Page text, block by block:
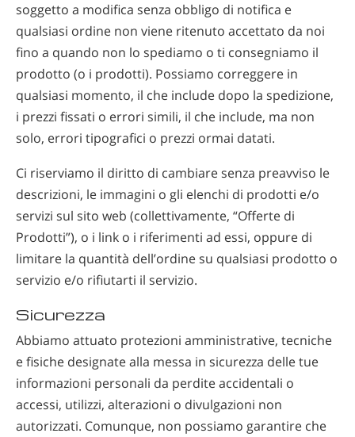
soggetto a modifica senza obbligo di notifica e
qualsiasi ordine non viene ritenuto accettato da noi
fino a quando non lo spediamo o ti consegniamo il
prodotto (o i prodotti). Possiamo correggere in
qualsiasi momento, il che include dopo la spedizione,
i prezzi fissati o errori simili, il che include, ma non
solo, errori tipografici o prezzi ormai datati.
Ci riserviamo il diritto di cambiare senza preavviso le
descrizioni, le immagini o gli elenchi di prodotti e/o
servizi sul sito web (collettivamente, “Offerte di
Prodotti”), o i link o i riferimenti ad essi, oppure di
limitare la quantità dell’ordine su qualsiasi prodotto o
servizio e/o rifiutarti il servizio.
Sicurezza
Abbiamo attuato protezioni amministrative, tecniche
e fisiche designate alla messa in sicurezza delle tue
informazioni personali da perdite accidentali o
accessi, utilizzi, alterazioni o divulgazioni non
autorizzati. Comunque, non possiamo garantire che